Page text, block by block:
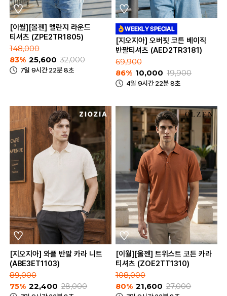
[이월][올젠] 멜란지 라운드
티셔츠 (ZPE2TR1805)
148,000
83% 25,600 32,000
7일 9시간 22분 8초
[지오지아] 오버핏 코튼 베이직
반팔티셔츠 (AED2TR3181)
69,900
86% 10,000 19,900
4일 9시간 22분 8초
[지오지아] 와플 반팔 카라 니트
(ABE3ET1103)
89,000
75% 22,400 28,000
[이월][올젠] 트위스트 코튼 카라
티셔츠 (ZOE2TT1310)
108,000
80% 21,600 27,000